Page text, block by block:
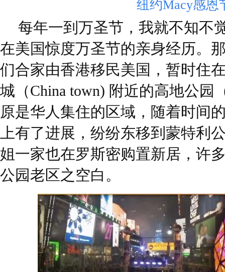
纽约Macy感恩
每年一到万圣节，我就不知不
在美国惊度万圣节的亲身经历。
们合家由香港移民美国，暂时住
城（China town) 附近的高地公园
原是华人集住的区域，随着时间
上有了进展，纷纷东移到蒙特利
姐一家也在罗斯密购置新居，许
公园老区之空白。